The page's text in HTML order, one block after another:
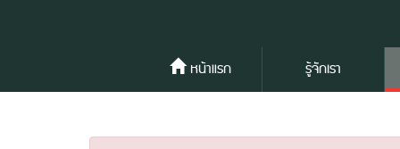
หน้าแรก รู้จักเรา